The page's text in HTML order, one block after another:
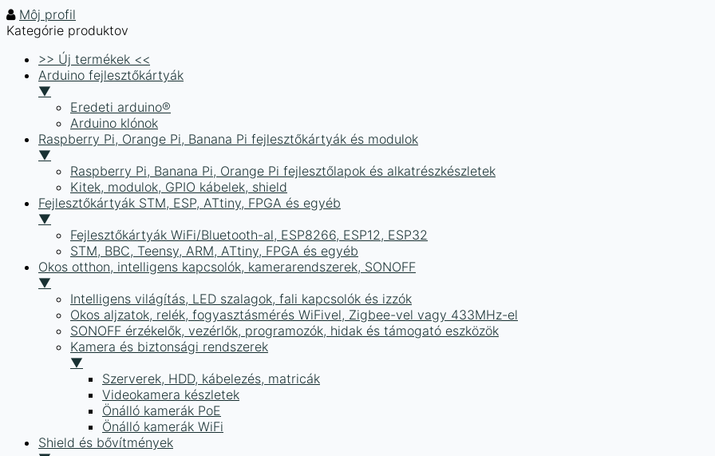
Môj profil
Kategórie produktov
>> Új termékek <<
Arduino fejlesztőkártyák
▼
Eredeti arduino®
Arduino klónok
Raspberry Pi, Orange Pi, Banana Pi fejlesztőkártyák és modulok
▼
Raspberry Pi, Banana Pi, Orange Pi fejlesztőlapok és alkatrészkészletek
Kitek, modulok, GPIO kábelek, shield
Fejlesztőkártyák STM, ESP, ATtiny, FPGA és egyéb
▼
Fejlesztőkártyák WiFi/Bluetooth-al, ESP8266, ESP12, ESP32
STM, BBC, Teensy, ARM, ATtiny, FPGA és egyéb
Okos otthon, intelligens kapcsolók, kamerarendszerek, SONOFF
▼
Intelligens világítás, LED szalagok, fali kapcsolók és izzók
Okos aljzatok, relék, fogyasztásmérés WiFivel, Zigbee-vel vagy 433MHz-el
SONOFF érzékelők, vezérlők, programozók, hidak és támogató eszközök
Kamera és biztonsági rendszerek
▼
Szerverek, HDD, kábelezés, matricák
Videokamera készletek
Önálló kamerák PoE
Önálló kamerák WiFi
Shield és bővítmények